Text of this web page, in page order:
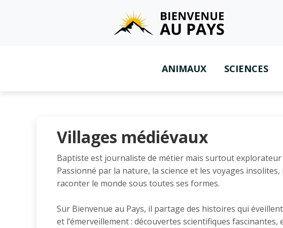
ANIMAUX SCIENCES
Villages médiévaux
Baptiste est journaliste de métier mais surtout explorateur
Passionné par la nature, la science et les voyages insolites,
raconter le monde sous toutes ses formes.
Sur Bienvenue au Pays, il partage des histoires qui
et l’émerveillement : découvertes scientifiques fascinantes,